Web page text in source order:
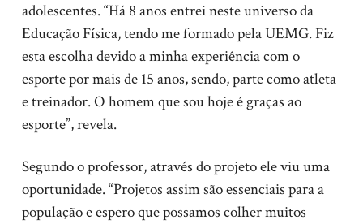
adolescentes. “Há 8 anos entrei neste universo da
Educação Física, tendo me formado pela UEMG. Fiz
esta escolha devido a minha experiência com o
esporte por mais de 15 anos, sendo, parte como atleta
e treinador. O homem que sou hoje é graças ao
esporte”, revela.
Segundo o professor, através do projeto ele viu uma
oportunidade. “Projetos assim são essenciais para a
população e espero que possamos colher muitos